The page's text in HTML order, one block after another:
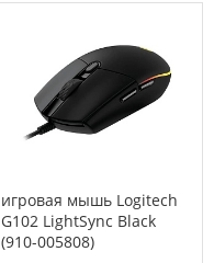
игровая мышь Logitech
G102 LightSync Black
(910-005808)